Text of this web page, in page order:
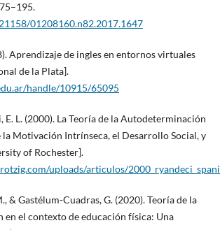
01208160.n82.2017.1647
Aprendizaje de ingles en entornos virtuales
de la Plata].
handle/10915/65095
E. L. (2000). La Teoría de la Autodeterminación
Motivación Intrínseca, el Desarrollo Social, y
of Rochester].
uploads/articulos/
& Gastélum-Cuadras, G. (2020). Teoría de la
el contexto de educación física: Una